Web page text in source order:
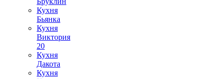
Кухня
Бьянка
Кухня
Виктория
20
Кухня
Дакота
Кухня